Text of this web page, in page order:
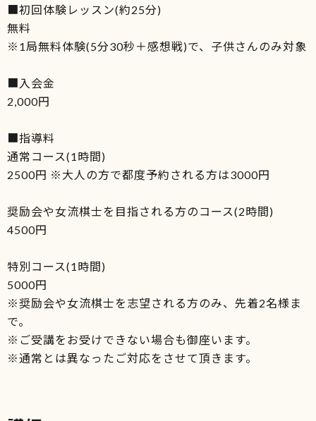
■初回体験レッスン(約25分)
無料
※1局無料体験(5分30秒＋感想戦)で、子供さんのみ対象
■入会金
2,000円
■指導料
通常コース(1時間)
2500円 ※大人の方で都度予約される方は3000円
奨励会や女流棋士を目指される方のコース(2時間)
4500円
特別コース(1時間)
5000円
※奨励会や女流棋士を志望される方のみ、先着2名様ま
で。
※ご受講をお受けできない場合も御座います。
※通常とは異なったご対応をさせて頂きます。